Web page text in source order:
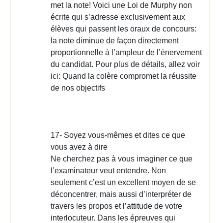
met la note! Voici une Loi de Murphy non
écrite qui s’adresse exclusivement aux
élèves qui passent les oraux de concours:
la note diminue de façon directement
proportionnelle à l’ampleur de l’énervement
du candidat. Pour plus de détails, allez voir
ici: Quand la colère compromet la réussite
de nos objectifs
17- Soyez vous-mêmes et dites ce que
vous avez à dire
Ne cherchez pas à vous imaginer ce que
l’examinateur veut entendre. Non
seulement c’est un excellent moyen de se
déconcentrer, mais aussi d’interpréter de
travers les propos et l’attitude de votre
interlocuteur. Dans les épreuves qui